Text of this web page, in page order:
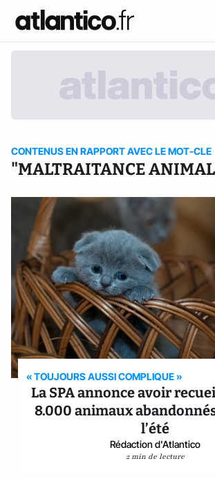
CONTENUS EN RAPPORT AVEC LE MOT-CLE
"MALTRAITANCE
« TOUJOURS AUSSI COMPLIQUE »
La SPA annonce avoir
8.000 animaux
l’été
Rédaction d'Atlantico
2 min de lecture